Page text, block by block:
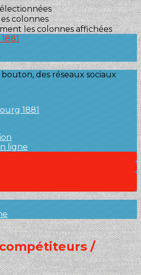
colonnes
les colonnes affichées
des réseaux sociaux
ligne
/